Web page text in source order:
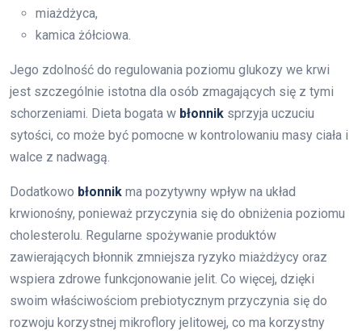
miażdżyca,
kamica żółciowa.
Jego zdolność do regulowania poziomu glukozy we krwi
jest szczególnie istotna dla osób zmagających się z tymi
schorzeniami. Dieta bogata w błonnik sprzyja uczuciu
sytości, co może być pomocne w kontrolowaniu masy ciała i
walce z nadwagą.
Dodatkowo błonnik ma pozytywny wpływ na układ
krwionośny, ponieważ przyczynia się do obniżenia poziomu
cholesterolu. Regularne spożywanie produktów
zawierających błonnik zmniejsza ryzyko miażdżycy oraz
wspiera zdrowe funkcjonowanie jelit. Co więcej, dzięki
swoim właściwościom prebiotycznym przyczynia się do
rozwoju korzystnej mikroflory jelitowej, co ma korzystny